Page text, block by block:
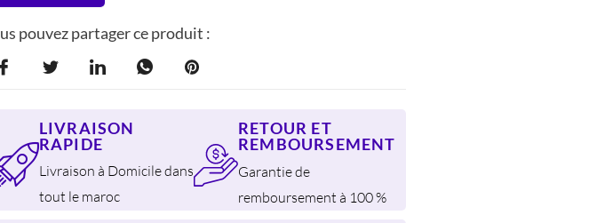
pouvez partager ce produit :
LIVRAISON
RAPIDE
Livraison à Domicile dans
tout le maroc
RETOUR ET
REMBOURSEMENT
Garantie de
remboursement à 100 %